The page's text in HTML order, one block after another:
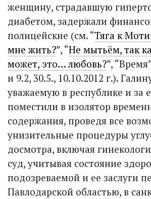
женщину, страдавшую
диабетом, задержали
полицейские (см. “Тяга к
мне жить?”, “Не мытьём, так
может, это… любовь?”,
и 9.2, 30.5., 10.10.2012 г.).
уважаемую в республике и за
поместили в изолятор
содержания, проведя все
унизительные процедуры
досмотра, включая
суд, учитывая состояние
подозреваемой и ее заслуги
Павлодарской областью, в